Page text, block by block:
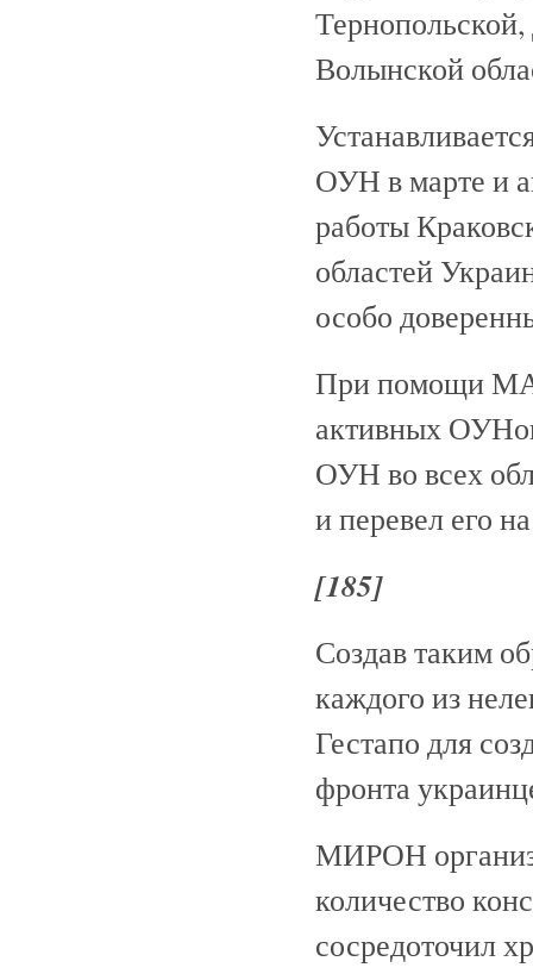
Волынской
ОУН в марте и
работы
областей
особо
При помощи
активных
ОУН во всех
и перевел его
[185]
Создав таким
каждого из
Гестапо для
фронта
МИРОН
количество
сосредоточил